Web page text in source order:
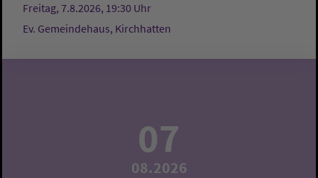
Freitag, 7.8.2026, 19:30 Uhr
Ev. Gemeindehaus, Kirchhatten
07
08.2026